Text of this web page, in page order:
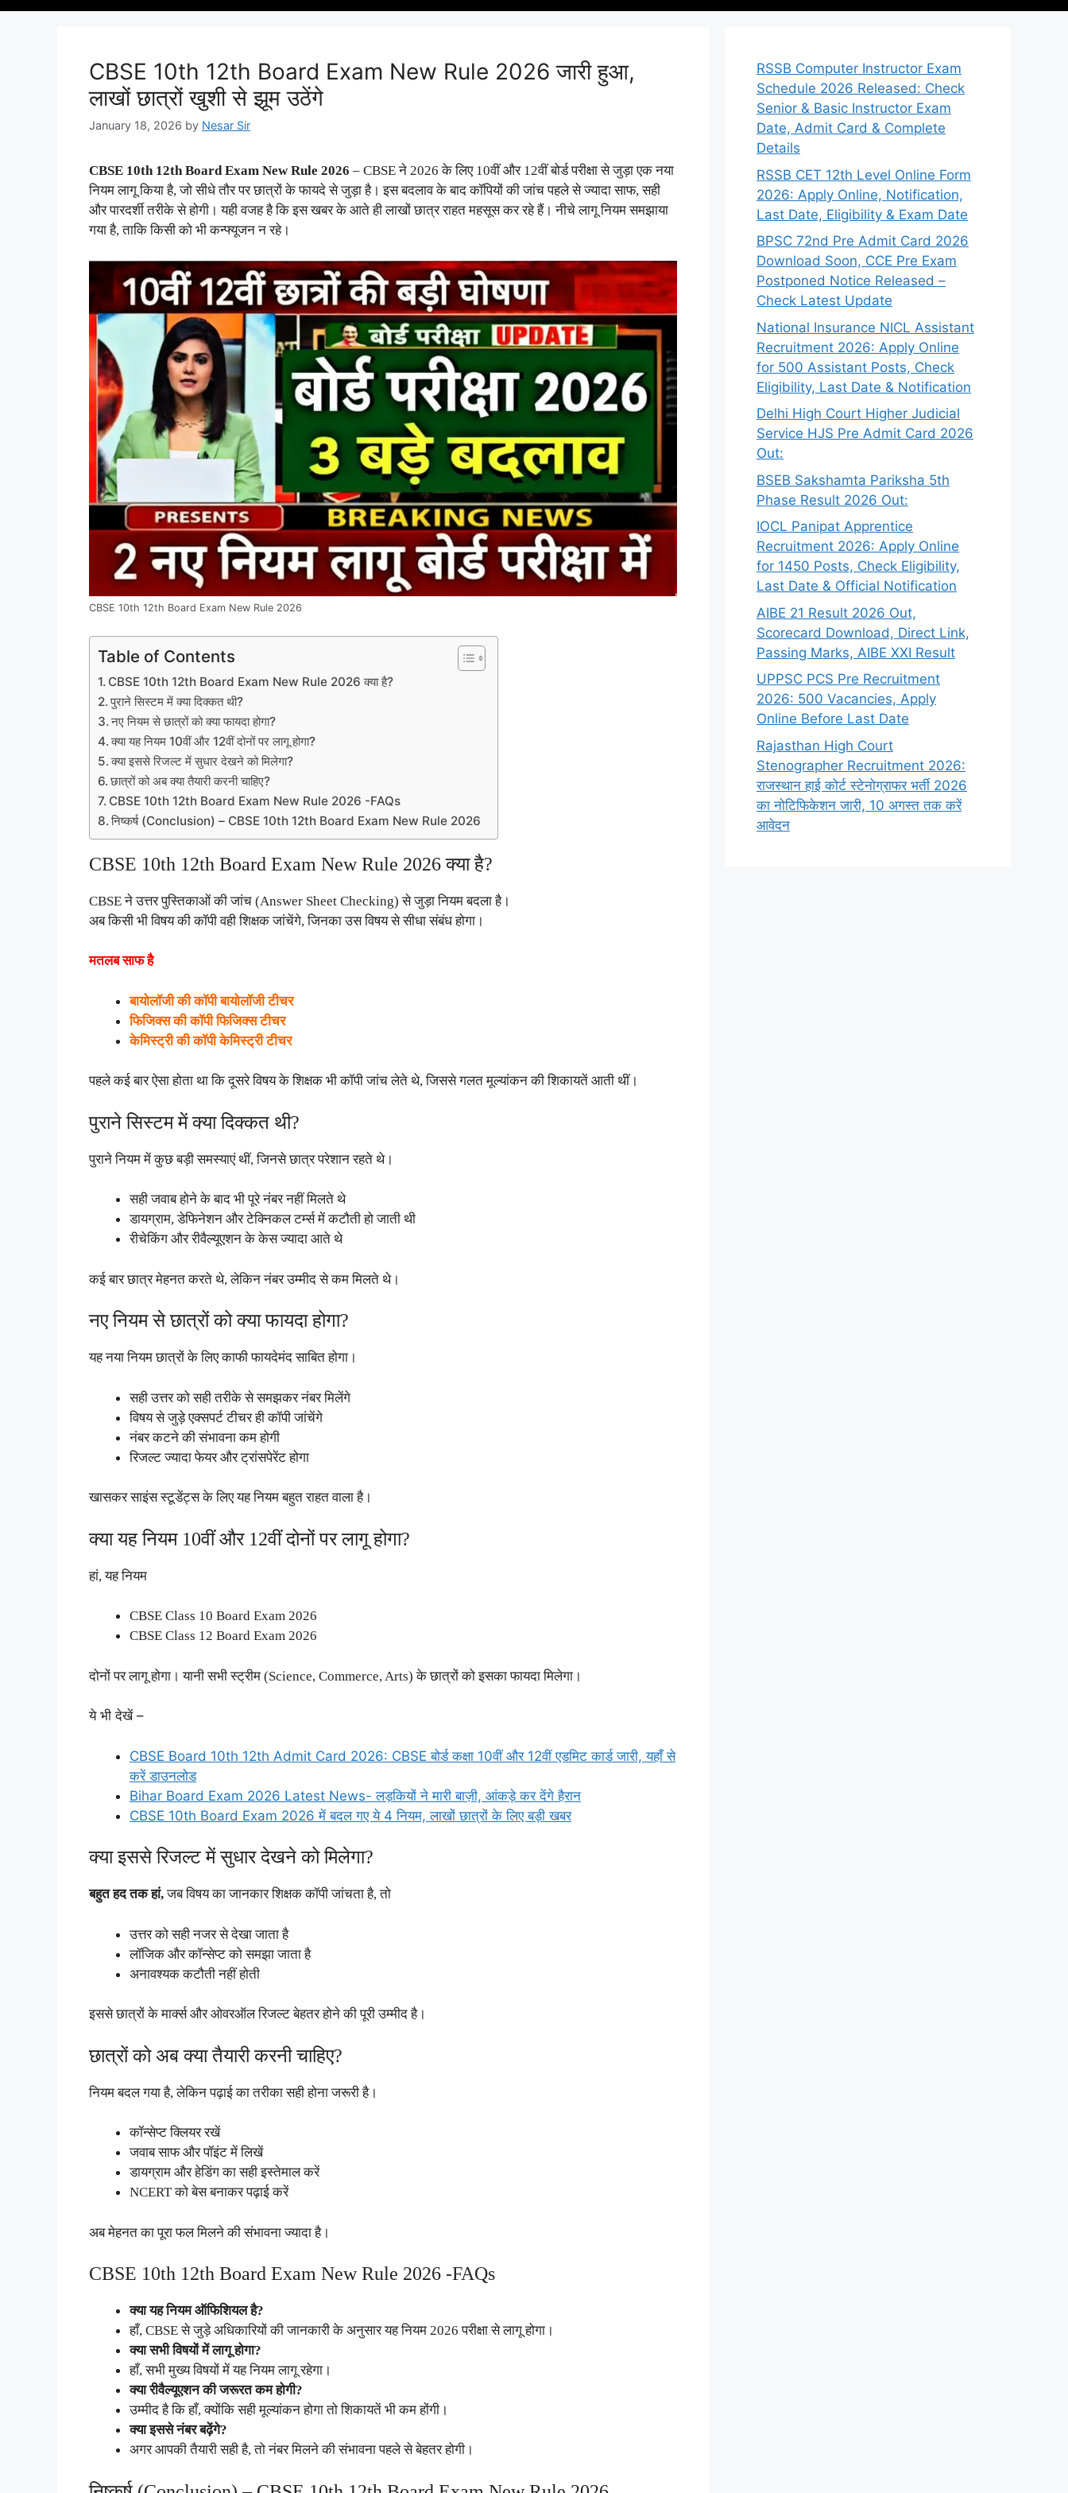
CBSE 10th 12th Board Exam New Rule 2026 जारी हुआ,
लाखों छात्रों खुशी से झूम उठेंगे
January 18, 2026 by Nesar Sir
CBSE 10th 12th Board Exam New Rule 2026 – CBSE ने 2026 के लिए 10वीं और 12वीं बोर्ड परीक्षा से जुड़ा एक नया
नियम लागू किया है, जो सीधे तौर पर छात्रों के फायदे से जुड़ा है। इस बदलाव के बाद कॉपियों की जांच पहले से ज्यादा साफ, सही
और पारदर्शी तरीके से होगी। यही वजह है कि इस खबर के आते ही लाखों छात्र राहत महसूस कर रहे हैं।नीचे लागू नियम समझाया
गया है, ताकि किसी को भी कन्फ्यूजन न रहे।
CBSE 10th 12th Board Exam New Rule 2026
Table of Contents
CBSE 10th 12th Board Exam New Rule 2026 क्या है?
पुराने सिस्टम में क्या दिक्कत थी?
नए नियम से छात्रों को क्या फायदा होगा?
क्या यह नियम 10वीं और 12वीं दोनों पर लागू होगा?
क्या इससे रिजल्ट में सुधार देखने को मिलेगा?
छात्रों को अब क्या तैयारी करनी चाहिए?
CBSE 10th 12th Board Exam New Rule 2026 -FAQs
निष्कर्ष (Conclusion) – CBSE 10th 12th Board Exam New Rule 2026
CBSE 10th 12th Board Exam New Rule 2026 क्या है?
CBSE ने उत्तर पुस्तिकाओं की जांच (Answer Sheet Checking) से जुड़ा नियम बदला है।
अब किसी भी विषय की कॉपी वही शिक्षक जांचेंगे, जिनका उस विषय से सीधा संबंध होगा।
मतलब साफ है
बायोलॉजी की कॉपी बायोलॉजी टीचर
फिजिक्स की कॉपी फिजिक्स टीचर
केमिस्ट्री की कॉपी केमिस्ट्री टीचर
पहले कई बार ऐसा होता था कि दूसरे विषय के शिक्षक भी कॉपी जांच लेते थे, जिससे गलत मूल्यांकन की शिकायतें आती थीं।
पुराने सिस्टम में क्या दिक्कत थी?
पुराने नियम में कुछ बड़ी समस्याएं थीं, जिनसे छात्र परेशान रहते थे।
सही जवाब होने के बाद भी पूरे नंबर नहीं मिलते थे
डायग्राम, डेफिनेशन और टेक्निकल टर्म्स में कटौती हो जाती थी
रीचेकिंग और रीवैल्यूएशन के केस ज्यादा आते थे
कई बार छात्र मेहनत करते थे, लेकिन नंबर उम्मीद से कम मिलते थे।
नए नियम से छात्रों को क्या फायदा होगा?
यह नया नियम छात्रों के लिए काफी फायदेमंद साबित होगा।
सही उत्तर को सही तरीके से समझकर नंबर मिलेंगे
विषय से जुड़े एक्सपर्ट टीचर ही कॉपी जांचेंगे
नंबर कटने की संभावना कम होगी
रिजल्ट ज्यादा फेयर और ट्रांसपेरेंट होगा
खासकर साइंस स्टूडेंट्स के लिए यह नियम बहुत राहत वाला है।
क्या यह नियम 10वीं और 12वीं दोनों पर लागू होगा?
हां, यह नियम
CBSE Class 10 Board Exam 2026
CBSE Class 12 Board Exam 2026
दोनों पर लागू होगा। यानी सभी स्ट्रीम (Science, Commerce, Arts) के छात्रों को इसका फायदा मिलेगा।
ये भी देखें –
CBSE Board 10th 12th Admit Card 2026: CBSE बोर्ड कक्षा 10वीं और 12वीं एडमिट कार्ड जारी, यहाँ से
करें डाउनलोड
Bihar Board Exam 2026 Latest News- लड़कियों ने मारी बाज़ी, आंकड़े कर देंगे हैरान
CBSE 10th Board Exam 2026 में बदल गए ये 4 नियम, लाखों छात्रों के लिए बड़ी खबर
क्या इससे रिजल्ट में सुधार देखने को मिलेगा?
बहुत हद तक हां,जब विषय का जानकार शिक्षक कॉपी जांचता है, तो
उत्तर को सही नजर से देखा जाता है
लॉजिक और कॉन्सेप्ट को समझा जाता है
अनावश्यक कटौती नहीं होती
इससे छात्रों के मार्क्स और ओवरऑल रिजल्ट बेहतर होने की पूरी उम्मीद है।
छात्रों को अब क्या तैयारी करनी चाहिए?
नियम बदल गया है, लेकिन पढ़ाई का तरीका सही होना जरूरी है।
कॉन्सेप्ट क्लियर रखें
जवाब साफ और पॉइंट में लिखें
डायग्राम और हेडिंग का सही इस्तेमाल करें
NCERT को बेस बनाकर पढ़ाई करें
अब मेहनत का पूरा फल मिलने की संभावना ज्यादा है।
CBSE 10th 12th Board Exam New Rule 2026 -FAQs
क्या यह नियम ऑफिशियल है?
हाँ, CBSE से जुड़े अधिकारियों की जानकारी के अनुसार यह नियम 2026 परीक्षा से लागू होगा।
क्या सभी विषयों में लागू होगा?
हाँ, सभी मुख्य विषयों में यह नियम लागू रहेगा।
क्या रीवैल्यूएशन की जरूरत कम होगी?
उम्मीद है कि हाँ, क्योंकि सही मूल्यांकन होगा तो शिकायतें भी कम होंगी।
क्या इससे नंबर बढ़ेंगे?
अगर आपकी तैयारी सही है, तो नंबर मिलने की संभावना पहले से बेहतर होगी।
RSSB Computer Instructor Exam
Schedule 2026 Released: Check
Senior & Basic Instructor Exam
Date, Admit Card & Complete
Details
RSSB CET 12th Level Online Form
2026: Apply Online, Notification,
Last Date, Eligibility & Exam Date
BPSC 72nd Pre Admit Card 2026
Download Soon, CCE Pre Exam
Postponed Notice Released –
Check Latest Update
National Insurance NICL Assistant
Recruitment 2026: Apply Online
for 500 Assistant Posts, Check
Eligibility, Last Date & Notification
Delhi High Court Higher Judicial
Service HJS Pre Admit Card 2026
Out:
BSEB Sakshamta Pariksha 5th
Phase Result 2026 Out:
IOCL Panipat Apprentice
Recruitment 2026: Apply Online
for 1450 Posts, Check Eligibility,
Last Date & Official Notification
AIBE 21 Result 2026 Out,
Scorecard Download, Direct Link,
Passing Marks, AIBE XXI Result
UPPSC PCS Pre Recruitment
2026: 500 Vacancies, Apply
Online Before Last Date
Rajasthan High Court
Stenographer Recruitment 2026:
राजस्थान हाई कोर्ट स्टेनोग्राफर भर्ती 2026
का नोटिफिकेशन जारी, 10 अगस्त तक करें
आवेदन